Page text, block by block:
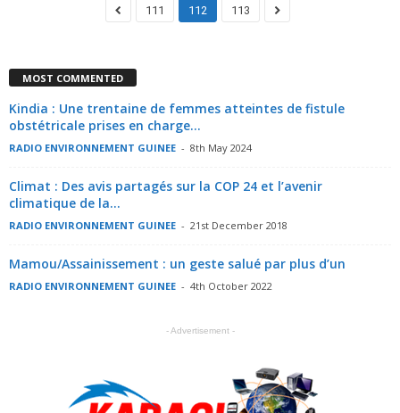
111 112 113
MOST COMMENTED
Kindia : Une trentaine de femmes atteintes de fistule
obstétricale prises en charge...
RADIO ENVIRONNEMENT GUINEE - 8th May 2024
Climat : Des avis partagés sur la COP 24 et l’avenir
climatique de la...
RADIO ENVIRONNEMENT GUINEE - 21st December 2018
Mamou/Assainissement : un geste salué par plus d’un
RADIO ENVIRONNEMENT GUINEE - 4th October 2022
- Advertisement -